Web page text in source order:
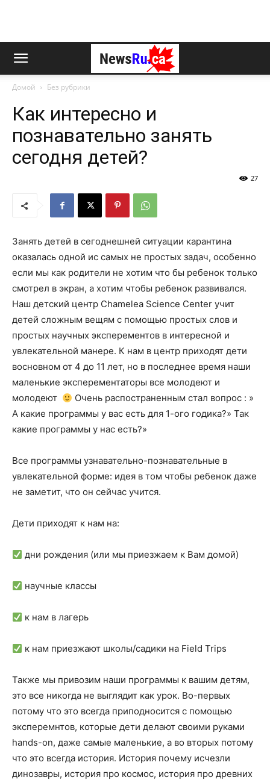
Домой Без рубрики
Как интересно и
познавательно занять
сегодня детей?
27
Занять детей в сегоднешней ситуации карантина
оказалась одной ис самых не простых задач, особенно
если мы как родители не хотим что бы ребенок только
смотрел в экран, а хотим чтобы ребенок развивался.
Наш детский центр Chamelea Science Center учит
детей сложным вещям с помощью простых слов и
простых научных эксперементов в интересной и
увлекательной манере. К нам в центр приходят дети
восновном от 4 до 11 лет, но в последнее время наши
маленькие эксперементаторы все молодеют и
молодеют
Очень распостраненным стал вопрос : »
А какие программы у вас есть для 1-ого годика?» Так
какие программы у нас есть?»
Все программы узнавательно-познавательные в
увлекательной форме: идея в том чтобы ребенок даже
не заметит, что он сейчас учится.
Дети приходят к нам на:
дни рождения (или мы приезжаем к Вам домой)
научные классы
к нам в лагерь
к нам приезжают школы/садики на Field Trips
Также мы привозим наши программы к вашим детям,
это все никогда не выглядит как урок. Во-первых
потому что это всегда приподносится с помощью
эксперемнтов, которые дети делают своими руками
hands-on, даже самые маленькие, а во вторых потому
что это всегда история. История почему исчезли
динозавры, история про космос, история про древних